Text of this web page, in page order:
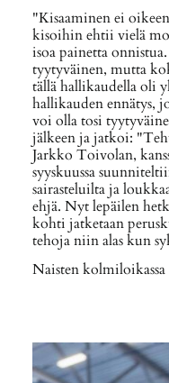
"Kisaaminen ei
kisoihin ehtii vielä
isoa painetta
tyytyväinen, mutta
tällä hallikaudella oli
hallikauden ennätys,
voi olla tosi
jälkeen ja jatkoi:
Jarkko Toivolan,
syyskuussa
sairasteluilta ja
ehjä. Nyt lepäilen
kohti jatketaan
tehoja niin alas kun
Naisten